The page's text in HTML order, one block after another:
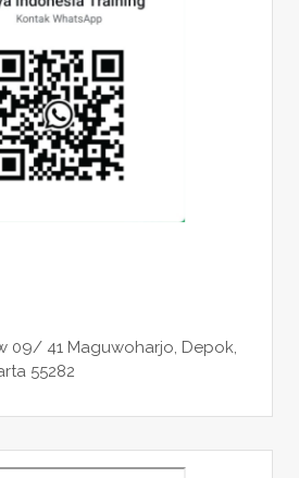
09/ 41 Maguwoharjo, Depok,
55282